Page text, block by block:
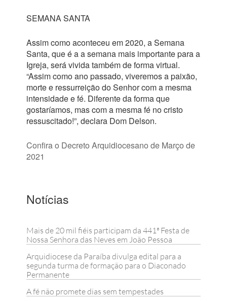
SEMANA SANTA
Assim como aconteceu em 2020, a Semana
Santa, que é a a semana mais importante para a
Igreja, será vivida também de forma virtual.
“Assim como ano passado, viveremos a paixão,
morte e ressurreição do Senhor com a mesma
intensidade e fé. Diferente da forma que
gostaríamos, mas com a mesma fé no cristo
ressuscitado!”, declara Dom Delson.
Confira o Decreto Arquidiocesano de Março de
2021
Notícias
Mais de 20 mil fiéis participam da 441ª Festa de
Nossa Senhora das Neves em João Pessoa
Arquidiocese da Paraíba divulga edital para a
segunda turma de formação para o Diaconado
Permanente
A fé não promete dias sem tempestades